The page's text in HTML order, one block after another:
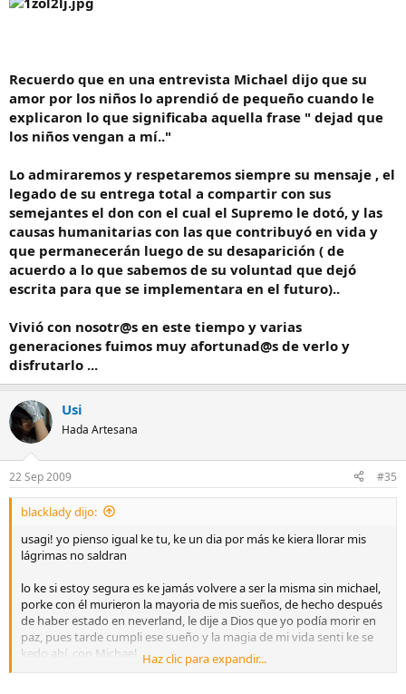
Recuerdo que en una entrevista Michael dijo que su
amor por los niños lo aprendió de pequeño cuando le
explicaron lo que significaba aquella frase " dejad que
los niños vengan a mí.."
Lo admiraremos y respetaremos siempre su mensaje , el
legado de su entrega total a compartir con sus
semejantes el don con el cual el Supremo le dotó, y las
causas humanitarias con las que contribuyó en vida y
que permanecerán luego de su desaparición ( de
acuerdo a lo que sabemos de su voluntad que dejó
escrita para que se implementara en el futuro)..
Vivió con nosotr@s en este tiempo y varias
generaciones fuimos muy afortunad@s de verlo y
disfrutarlo ...
Usi
Hada Artesana
22 Sep 2009 #35
blacklady dijo:
usagi! yo pienso igual ke tu, ke un dia por más ke kiera llorar mis
lágrimas no saldran
lo ke si estoy segura es ke jamás volvere a ser la misma sin michael,
porke con él murieron la mayoria de mis sueños, de hecho después
de haber estado en neverland, le dije a Dios que yo podía morir en
paz, pues tarde cumpli ese sueño y la magia de mi vida senti ke se
kedo ahí, con Michael Haz clic para expandir...